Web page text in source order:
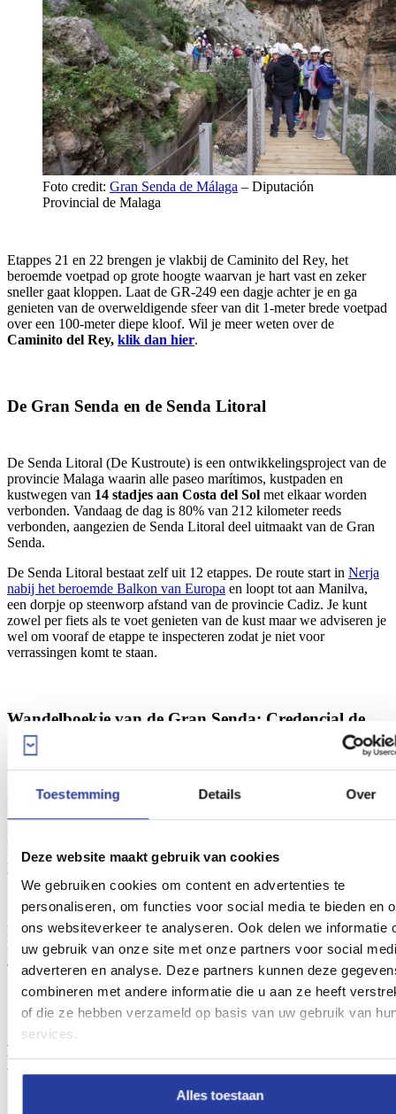
Toestemming Details Over
Deze website maakt gebruik van cookies
We gebruiken cookies om content en advertenties te
personaliseren, om functies voor social media te bieden en
ons websiteverkeer te analyseren. Ook delen we informatie
uw gebruik van onze site met onze partners voor social
adverteren en analyse. Deze partners kunnen deze
combineren met andere informatie die u aan ze heeft
of die ze hebben verzameld op basis van uw gebruik van
services.
Alles toestaan
Foto credit: Gran Senda de Málaga – Diputación
Provincial de Malaga
Etappes 21 en 22 brengen je vlakbij de Caminito del Rey, het
beroemde voetpad op grote hoogte waarvan je hart vast en zeker
sneller gaat kloppen. Laat de GR-249 een dagje achter je en ga
genieten van de overweldigende sfeer van dit 1-meter brede voetpad
over een 100-meter diepe kloof. Wil je meer weten over de
Caminito del Rey, klik dan hier.
De Gran Senda en de Senda Litoral
De Senda Litoral (De Kustroute) is een ontwikkelingsproject van de
provincie Malaga waarin alle paseo marítimos, kustpaden en
kustwegen van 14 stadjes aan Costa del Sol met elkaar worden
verbonden. Vandaag de dag is 80% van 212 kilometer reeds
verbonden, aangezien de Senda Litoral deel uitmaakt van de Gran
Senda.
De Senda Litoral bestaat zelf uit 12 etappes. De route start in Nerja
nabij het beroemde Balkon van Europa en loopt tot aan Manilva,
een dorpje op steenworp afstand van de provincie Cadiz. Je kunt
zowel per fiets als te voet genieten van de kust maar we adviseren je
wel om vooraf de etappe te inspecteren zodat je niet voor
verrassingen komt te staan.
Wandelboekje van de Gran Senda: Credencial de
Gran Senderista
Zoals je terug kunt lezen op de website van de Gran Senda
is het
Het biedt informatie over de route en je kunt het gebruiken om
tijdens je route speciale stempels te verzamelen. Wandelaars kunnen
hiervoor aan het begin/einde van een etappe terecht bij speciale
vestigingen die deel uitmaken van het officiële netwerk van de Gran
Senda.
Als je na het verzamelen van tenminste 3 stempels
dit formulier
invult dan ontvang je een speciale oorkonde. Dit exclusieve diploma
kan alleen aan wandelaars worden overhandigd door de Milieu- en
Territoriale Promotieafdeling van de Gemeenteraad.
Accommodaties en vakantiehuizen in
Malaga